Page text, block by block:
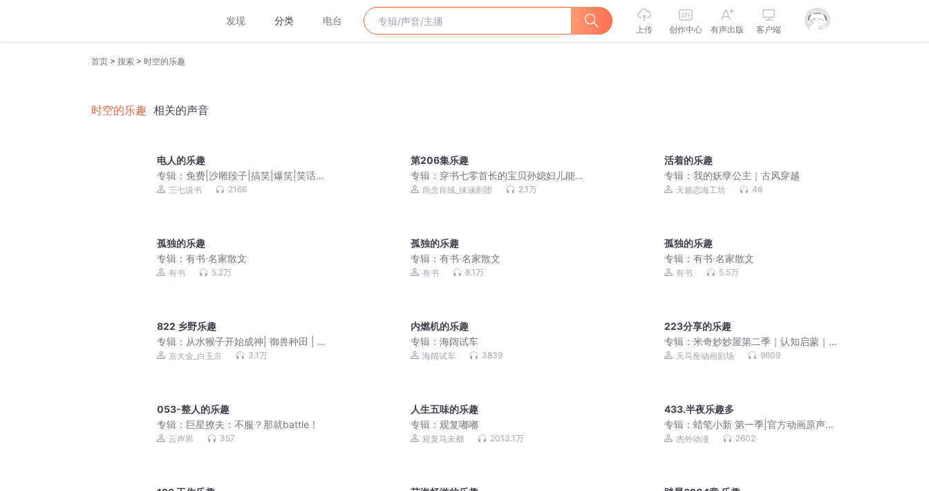
发现 分类 电台
上传 创作中心 有声出版 客户端
首页 > 搜索 > 时空的乐趣
时空的乐趣 相关的声音
电人的乐趣
专辑： 免费|沙雕段子|搞笑|爆笑|笑话合
集|趣闻
三七说书 2166
第206集乐趣
专辑： 穿书七零首长的宝贝孙媳妇儿能
挣钱 | 年代种田| 系统 |爆笑爽文 |VIP免
雨念肖绒_沫涵剧团 2.1万
活着的乐趣
专辑：我的妖孽公主｜古风穿越
天籁恋海工坊 46
孤独的乐趣
专辑： 有书·名家散文
有书 5.2万
孤独的乐趣
专辑：有书·名家散文
有书 8.1万
孤独的乐趣
专辑：有书·名家散文
有书 5.5万
822 乡野乐趣
专辑： 从水猴子开始成神| 御兽种田 | 轻
松随身流 | 多人有声剧
京大金_白玉京 3.1万
内燃机的乐趣
专辑：海阔试车
海阔试车 3839
223分享的乐趣
专辑：米奇妙妙屋第二季｜认知启蒙｜
迪士尼经典动画｜睡前故事
天马座动画剧场 9609
053-整人的乐趣
专辑： 巨星撩夫：不服？那就battle！
云声界 357
人生五味的乐趣
专辑：观复嘟嘟
观复马未都 2013.1万
433.半夜乐趣多
专辑：蜡笔小新 第一季|官方动画原声音
频 杰外动漫 2602